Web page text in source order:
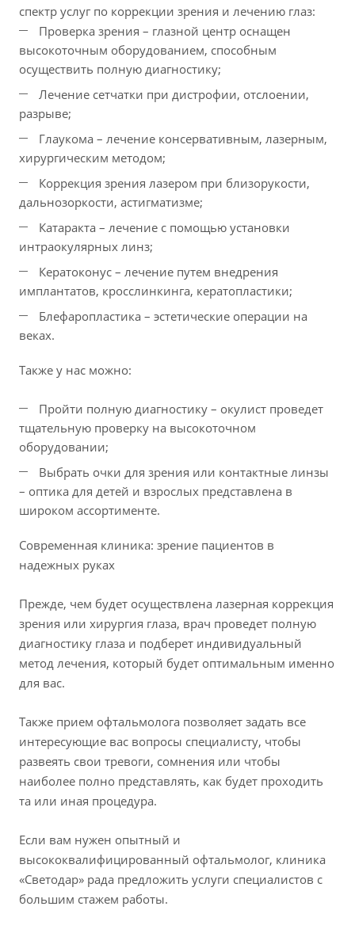
спектр услуг по коррекции зрения и лечению глаз:
Проверка зрения – глазной центр оснащен
высокоточным оборудованием, способным
осуществить полную диагностику;
Лечение сетчатки при дистрофии, отслоении,
разрыве;
Глаукома – лечение консервативным, лазерным,
хирургическим методом;
Коррекция зрения лазером при близорукости,
дальнозоркости, астигматизме;
Катаракта – лечение с помощью установки
интраокулярных линз;
Кератоконус – лечение путем внедрения
имплантатов, кросслинкинга, кератопластики;
Блефаропластика – эстетические операции на
веках.
Также у нас можно:
Пройти полную диагностику – окулист проведет
тщательную проверку на высокоточном
оборудовании;
Выбрать очки для зрения или контактные линзы
– оптика для детей и взрослых представлена в
широком ассортименте.
Современная клиника: зрение пациентов в
надежных руках
Прежде, чем будет осуществлена лазерная коррекция
зрения или хирургия глаза, врач проведет полную
диагностику глаза и подберет индивидуальный
метод лечения, который будет оптимальным именно
для вас.
Также прием офтальмолога позволяет задать все
интересующие вас вопросы специалисту, чтобы
развеять свои тревоги, сомнения или чтобы
наиболее полно представлять, как будет проходить
та или иная процедура.
Если вам нужен опытный и
высококвалифицированный офтальмолог, клиника
«Светодар» рада предложить услуги специалистов с
большим стажем работы.